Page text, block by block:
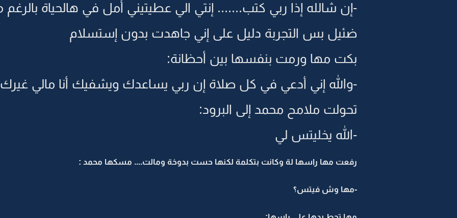
-إن شالله إذا ربي كتب....... إنتي الي عطيتيني أمل في هالحياة
ضئيل بس التجربة دليل على إني جاهدت بدون إستسلام
بكت مها ورمت بنفسها بين أحظانة:
-والله إني أدعي في كل صلاة إن ربي يساعدك ويشفيك أنا مالي
تحولت ملامح محمد إلى البرود:
-الله يخليتس لي
رفعت مها راسها لة وكانت بتكلمة لكنها حست بدوخة ومالت.... مسكها محمد :
-مها وش فيتس؟